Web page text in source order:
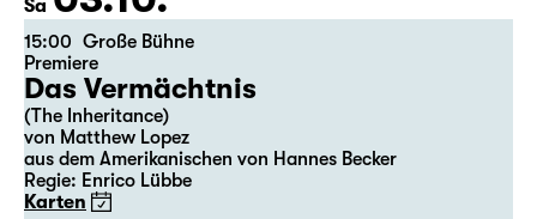
Sa 03.10.
15:00 Große Bühne
Premiere
Das Vermächtnis
(The Inheritance)